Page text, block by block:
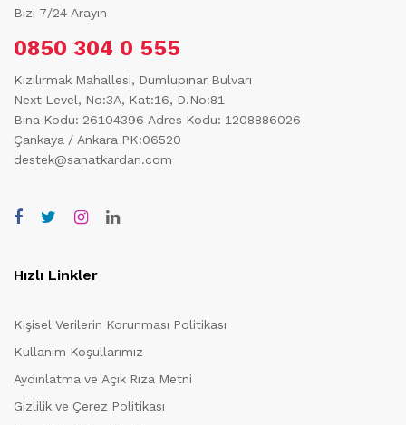
Bizi 7/24 Arayın
0850 304 0 555
Kızılırmak Mahallesi, Dumlupınar Bulvarı
Next Level, No:3A, Kat:16, D.No:81
Bina Kodu: 26104396 Adres Kodu: 1208886026
Çankaya / Ankara PK:06520
destek@sanatkardan.com
Hızlı Linkler
Kişisel Verilerin Korunması Politikası
Kullanım Koşullarımız
Aydınlatma ve Açık Rıza Metni
Gizlilik ve Çerez Politikası